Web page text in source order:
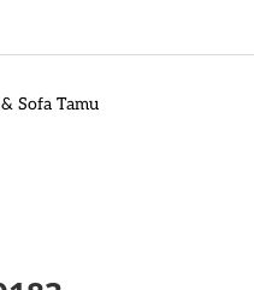
Sofa Tamu